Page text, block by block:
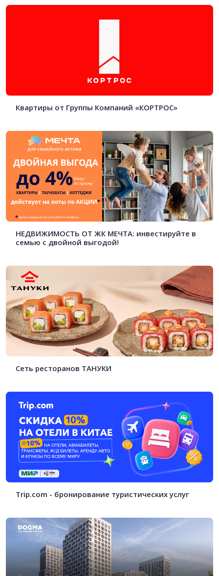
Квартиры от Группы Компаний «КОРТРОС»
НЕДВИЖИМОСТЬ ОТ ЖК МЕЧТА: инвестируйте в
семью с двойной выгодой!
Сеть ресторанов ТАНУКИ
Trip.com - бронирование туристических услуг